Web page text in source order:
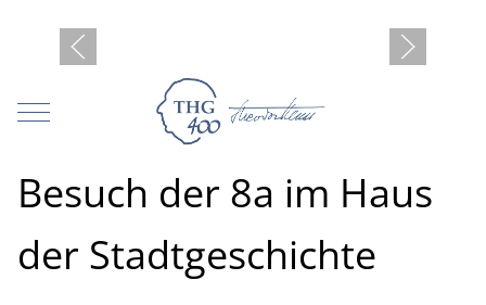
Mobile Menu Toggle
Besuch der 8a im Haus
der Stadtgeschichte